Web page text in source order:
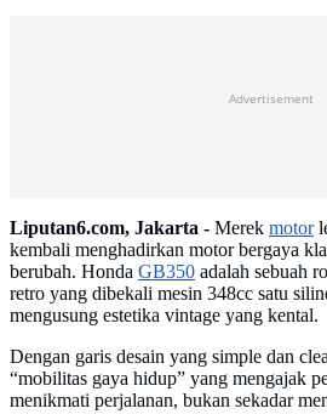
Advertisement
Liputan6.com, Jakarta - Merek motor
kembali menghadirkan motor bergaya
berubah. Honda GB350 adalah sebuah
retro yang dibekali mesin 348cc satu
mengusung estetika vintage yang kental.
Dengan garis desain yang simple dan
“mobilitas gaya hidup” yang mengajak
menikmati perjalanan, bukan sekadar